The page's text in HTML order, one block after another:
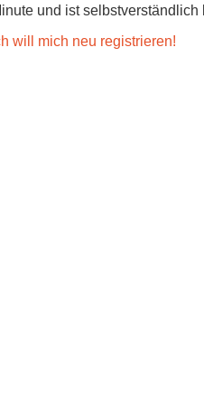
und ist selbstverständlich
will mich neu registrieren!